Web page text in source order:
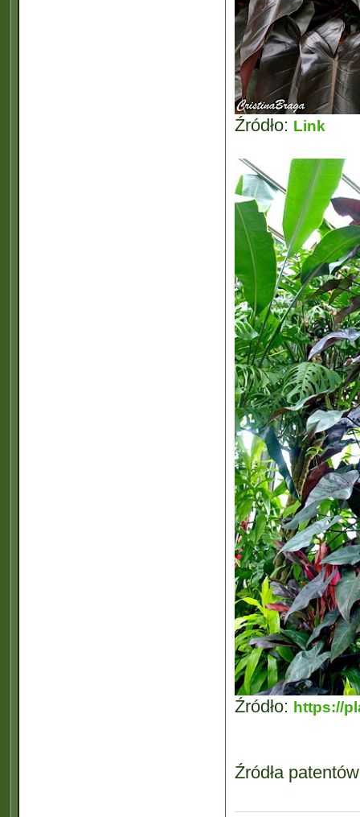
Źródło: Link
Źródło: https://
Źródła